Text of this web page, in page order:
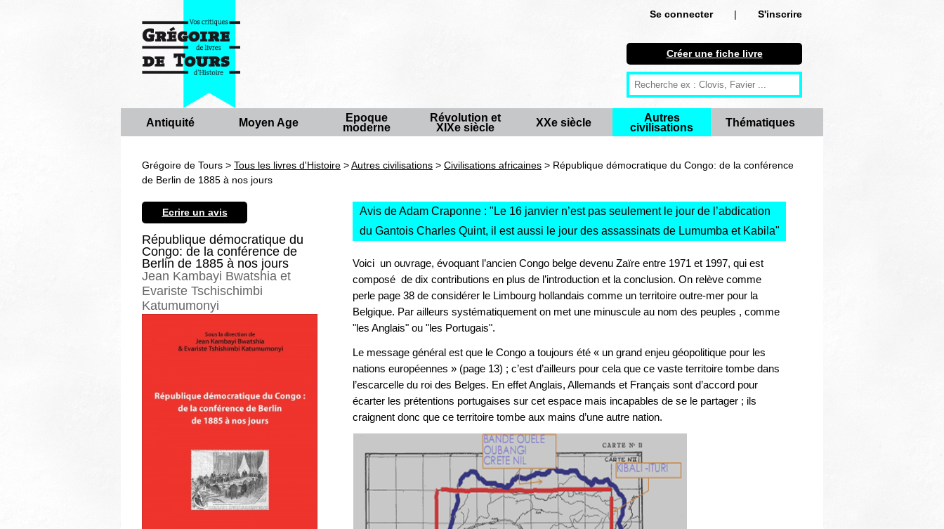
Se connecter |
S'inscrire
S'inscrire
Créer une fiche livre
Antiquité
Moyen Age
Autres civilisations
Thématiques
Créer une fiche livre
Antiquité Moyen Age
Epoque
moderne
Révolution et
XIXe siècle
XXe siècle
Autres
civilisations
Thématiques
Grégoire de Tours > Tous les livres d'Histoire >Autres civilisations > Civilisations africaines > République démocratique du Congo: de la conférence
de Berlin de 1885 à nos jours
Ecrire un avis
République démocratique du
Congo: de la conférence de
Berlin de 1885 à nos jours
Jean Kambayi Bwatshia et
Evariste Tschischimbi
Katumumonyi
Avis de Adam Craponne : " Le 16 janvier n’est pas seulement le jour de l’abdication
du Gantois Charles Quint, il est aussi le jour des assassinats de Lumumba et Kabila"
Voici un ouvrage, évoquant l’ancien Congo belge devenu Zaïre entre 1971 et 1997, qui est
composé de dix contributions en plus de l’introduction et la conclusion. On relève comme
perle page 38 de considérer le Limbourg hollandais comme un territoire outre-mer pour la
Belgique. Par ailleurs systématiquement on met une minuscule au nom des peuples , comme
"les Anglais" ou "les Portugais".
Le message général est que le Congo a toujours été « un grand enjeu géopolitique pour les
nations européennes » (page 13) ; c’est d’ailleurs pour cela que ce vaste territoire tombe dans
l’escarcelle du roi des Belges. En effet Anglais, Allemands et Français sont d’accord pour
écarter les prétentions portugaises sur cet espace mais incapables de se le partager ; ils
craignent donc que ce territoire tombe aux mains d’une autre nation.